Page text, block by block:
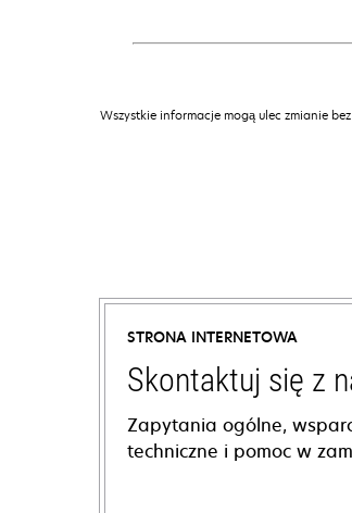
Wszystkie informacje mogą ulec zmianie
STRONA INTERNETOWA
Skontaktuj się z
Zapytania ogólne,
techniczne i pomoc w